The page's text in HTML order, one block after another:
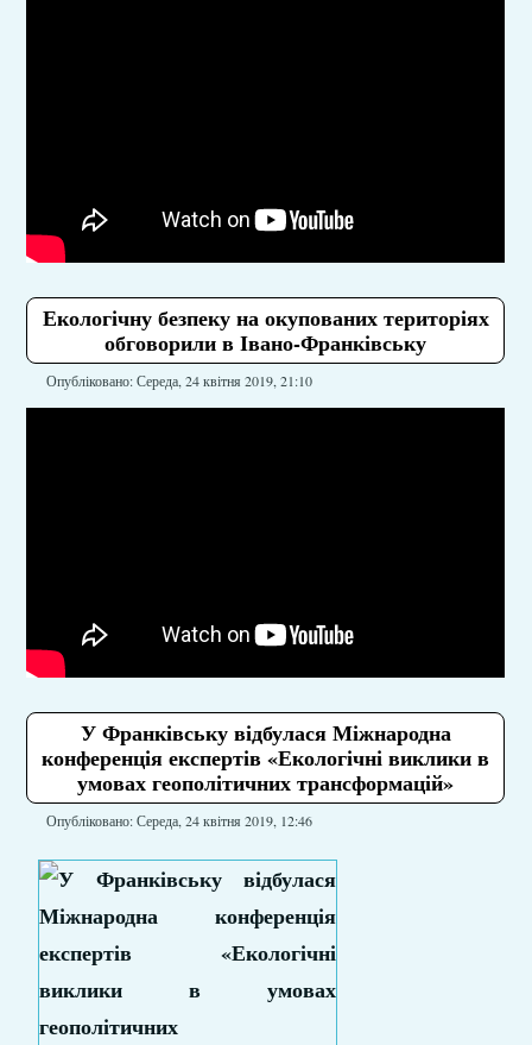
Екологічну безпеку на окупованих територіях
обговорили в Івано-Франківську
Опубліковано: Середа, 24 квітня 2019, 21:10
У Франківську відбулася Міжнародна
конференція експертів «Екологічні виклики в
умовах геополітичних трансформацій»
Опубліковано: Середа, 24 квітня 2019, 12:46